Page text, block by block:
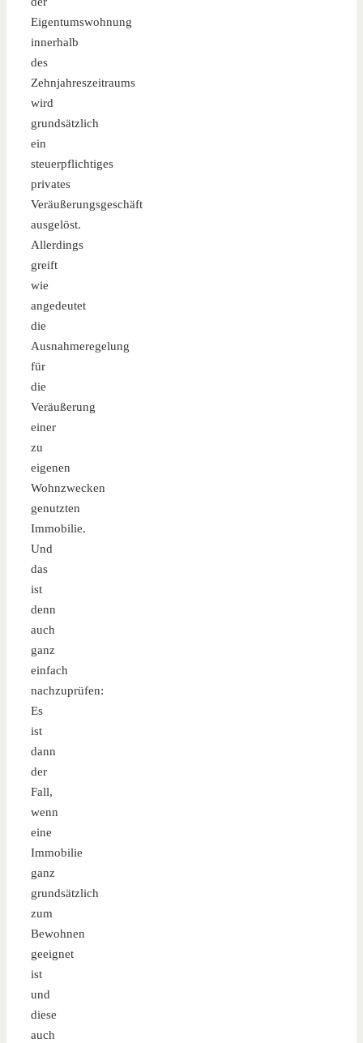
Eigentumswohnung
innerhalb
des
Zehnjahreszeitraums
wird
grundsätzlich
ein
steuerpflichtiges
privates
Veräußerungsgeschäft
ausgelöst.
Allerdings
greift
wie
angedeutet
die
Ausnahmeregelung
für
die
Veräußerung
einer
zu
eigenen
Wohnzwecken
genutzten
Immobilie.
Und
das
ist
denn
auch
ganz
einfach
nachzuprüfen:
Es
ist
dann
der
Fall,
wenn
eine
Immobilie
ganz
grundsätzlich
zum
Bewohnen
geeignet
ist
und
diese
auch